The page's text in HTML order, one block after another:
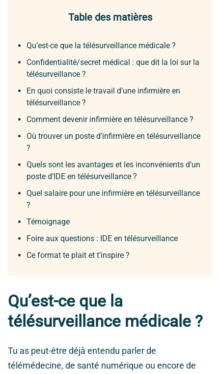
Table des matières
Qu’est-ce que la télésurveillance médicale ?
Confidentialité/secret médical : que dit la loi sur la
télésurveillance ?
En quoi consiste le travail d’une infirmière en
télésurveillance ?
Comment devenir infirmière en télésurveillance ?
Où trouver un poste d’infirmière en télésurveillance
?
Quels sont les avantages et les inconvénients d’un
poste d’IDE en télésurveillance ?
Quel salaire pour une infirmière en télésurveillance
?
Témoignage
Foire aux questions : IDE en télésurveillance
Ce format te plait et t’inspire ?
Qu’est-ce que la
télésurveillance médicale ?
Tu as peut-être déjà entendu parler de
télémédecine, de santé numérique ou encore de